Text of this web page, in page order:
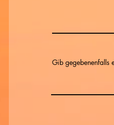
Gib gegebenenfalls